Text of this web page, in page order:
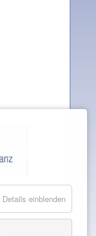
Details einblenden